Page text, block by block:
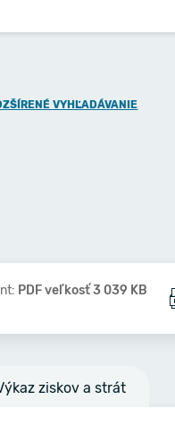
VYHĽADÁVANIE
PDF veľkosť 3 039 KB
ziskov a strát